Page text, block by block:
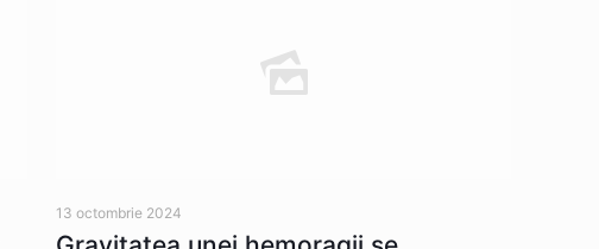
13 octombrie 2024